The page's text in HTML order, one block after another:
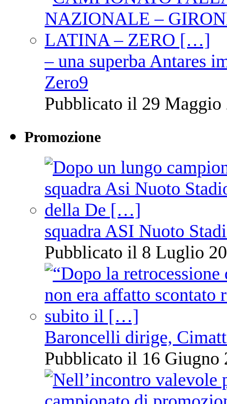
– una superba Antares
Zero9
Pubblicato il 29 Maggio
Promozione
squadra ASI Nuoto
Pubblicato il 8 Luglio
Baroncelli dirige,
Pubblicato il 16 Giugno